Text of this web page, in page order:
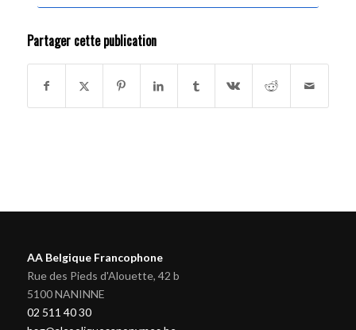
Partager cette publication
AA Belgique Francophone
Rue des Pieds d'Alouette, 42 b
5100 NANINNE
02 511 40 30